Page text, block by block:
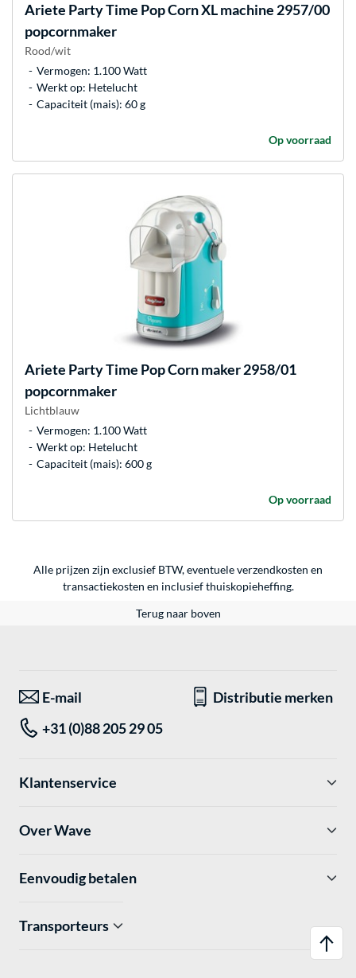
Ariete Party Time Pop Corn XL machine 2957/00
popcornmaker
Rood/wit
Vermogen: 1.100 Watt
Werkt op: Hetelucht
Capaciteit (mais): 60 g
Op voorraad
Ariete Party Time Pop Corn maker 2958/01
popcornmaker
Lichtblauw
Vermogen: 1.100 Watt
Werkt op: Hetelucht
Capaciteit (mais): 600 g
Op voorraad
Alle prijzen zijn exclusief BTW, eventuele verzendkosten en
transactiekosten en inclusief thuiskopieheffing.
Terug naar boven
E-mail
Distributie merken
+31 (0)88 205 29 05
Klantenservice
Over Wave
Eenvoudig betalen
Transporteurs